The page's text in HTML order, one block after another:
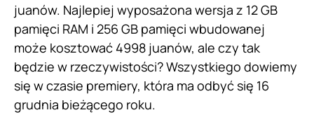
juanów. Najlepiej wyposażona wersja z 12 GB
pamięci RAM i 256 GB pamięci wbudowanej
może kosztować 4998 juanów, ale czy tak
będzie w rzeczywistości? Wszystkiego dowiemy
się w czasie premiery, która ma odbyć się 16
grudnia bieżącego roku.